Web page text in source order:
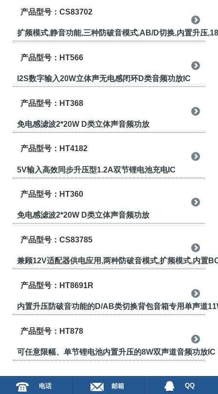
产品型号：CS83702
扩频模式,静音功能,三种防破音模式,AB/D切换,内置升压
产品型号：HT566
I2S数字输入20W立体声无电感闭环D类音频功放IC
产品型号：HT368
免电感滤波2*20W D类立体声音频功放
产品型号：HT4182
5V输入高效同步升压型1.2A双节锂电池充电IC
产品型号：HT360
免电感滤波2*20W D类立体声音频功放
产品型号：CS83785
兼顾12V适配器供电应用,两种防破音模式,扩频模式,内置
产品型号：HT8691R
内置升压防破音功能的D/AB类切换背包音箱专用单声道
产品型号：HT878
可任意限幅、单节锂电池内置升压的8W双声道音频功放IC
电话 邮箱 QQ